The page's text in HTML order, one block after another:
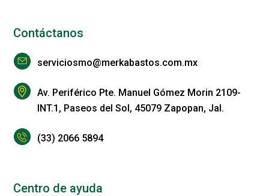
Contáctanos
serviciosmo@merkabastos.com.mx
Av. Periférico Pte. Manuel Gómez Morin 2109-
INT.1, Paseos del Sol, 45079 Zapopan, Jal.
(33) 2066 5894
Centro de ayuda